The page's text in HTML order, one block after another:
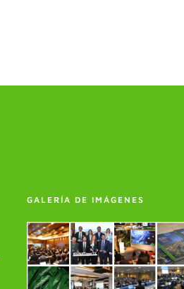
GALERÍA DE IMÁGENES